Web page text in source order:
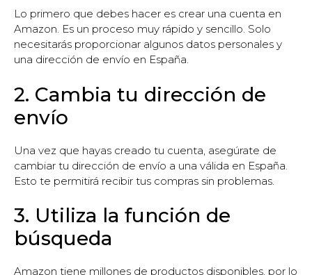
Lo primero que debes hacer es crear una cuenta en
Amazon. Es un proceso muy rápido y sencillo. Solo
necesitarás proporcionar algunos datos personales y
una dirección de envío en España.
2. Cambia tu dirección de
envío
Una vez que hayas creado tu cuenta, asegúrate de
cambiar tu dirección de envío a una válida en España.
Esto te permitirá recibir tus compras sin problemas.
3. Utiliza la función de
búsqueda
Amazon tiene millones de productos disponibles, por lo